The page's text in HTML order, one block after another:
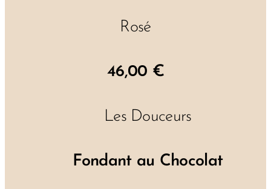
Rosé
46,00 €
🍨 Les Douceurs
Fondant au Chocolat